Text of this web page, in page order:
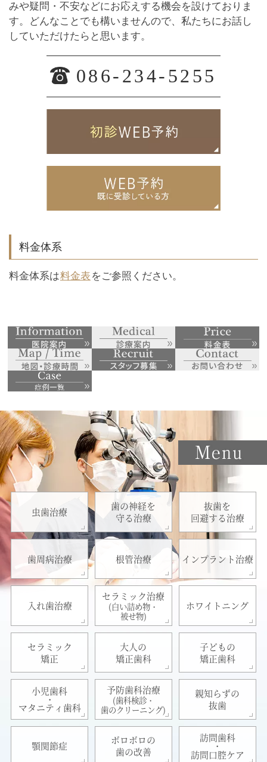
みや疑問・不安などにお応えする機会を設けておりま
す。どんなことでも構いませんので、私たちにお話し
していただけたらと思います。
086-234-5255
料金体系
料金体系は料金表 をご参照ください。
虫歯治療
歯の神経を
守る治療
抜歯を
回避する治療
歯周病治療 根管治療 インプラント治療
入れ歯治療
セラミック治療
(白い詰め物・
被せ物)
ホワイトニング
セラミック
矯正
大人の
矯正歯科
子どもの
矯正歯科
小児歯科
・
マタニティ歯科
予防歯科治療
(歯科検診・
歯のクリーニング)
親知らずの
抜歯
顎関節症
ボロボロの
歯の改善
訪問歯科
・
訪問口腔ケア